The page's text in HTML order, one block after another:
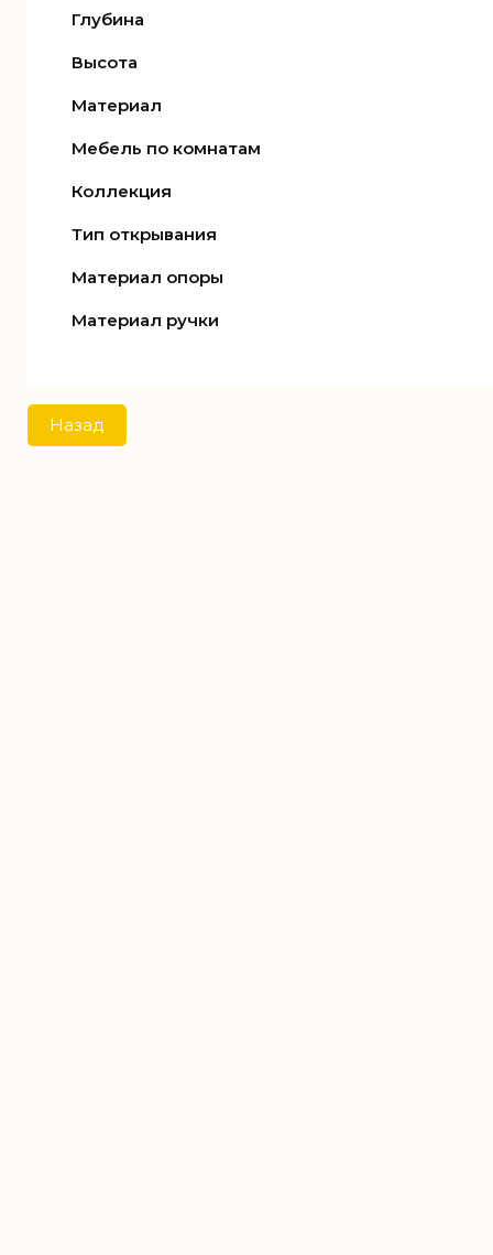
Глубина
Высота
Материал
Мебель по комнатам
Коллекция
Тип открывания
Материал опоры
Материал ручки
Назад